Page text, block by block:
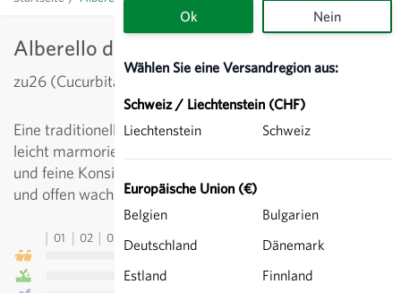
Ok Nein
Wählen Sie eine Versandregion aus:
Schweiz / Liechtenstein (CHF)
Liechtenstein
Schweiz
Europäische Union (€)
Belgien
Bulgarien
Deutschland
Dänemark
Estland
Finnland
Alberello di Sarzana - Zucchetti hellgrün
zu26 (Cucurbita pepo)
Eine traditionelle Zucchettisorte aus Italien in hellen,
leicht marmorierten Früchten. Angenehmer Geschmack
und feine Konsistenz des Fruchtfleisches. Reichtragend
und offen wachsend.
01 02 03 05 06 09